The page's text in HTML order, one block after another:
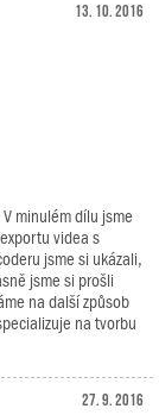
13. 10. 2016
minulém dílu jsme
videa s
jsme si ukázali,
jsme si prošli
na další způsob
na tvorbu
27. 9. 2016